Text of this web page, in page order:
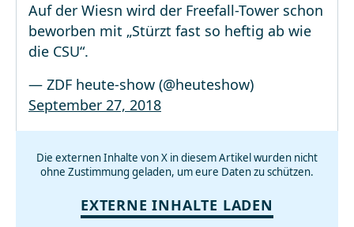
Auf der Wiesn wird der Freefall-Tower schon
beworben mit „Stürzt fast so heftig ab wie
die CSU“.
— ZDF heute-show (@heuteshow)
September 27, 2018
Die externen Inhalte von X in diesem Artikel wurden nicht
ohne Zustimmung geladen, um eure Daten zu schützen.
EXTERNE INHALTE LADEN